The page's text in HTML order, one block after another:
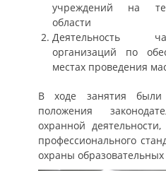
учреждений на
области
Деятельность
организаций по
местах проведения
В ходе занятия были
положения
охранной
профессионального
охраны